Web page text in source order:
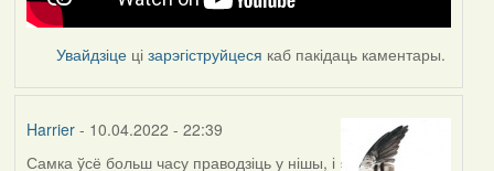
Увайдзіце цізарэгіструйцеся каб пакідаць каментары.
Harrier- 10.04.2022 - 22:39
Самка ўсё больш часу праводзіць у нішы, і